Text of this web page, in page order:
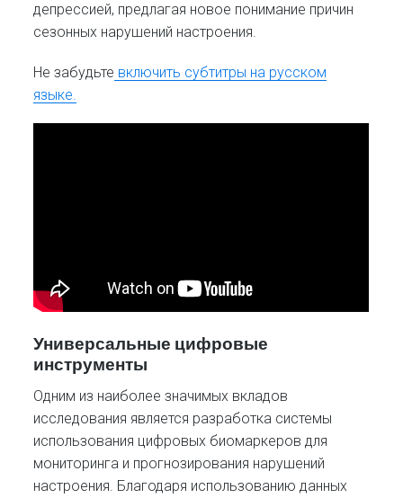
депрессией, предлагая новое понимание причин
сезонных нарушений настроения.
Не забудьте включить субтитры на русском
языке.
Универсальные цифровые
инструменты
Одним из наиболее значимых вкладов
исследования является разработка системы
использования цифровых биомаркеров для
мониторинга и прогнозирования нарушений
настроения. Благодаря использованию данных